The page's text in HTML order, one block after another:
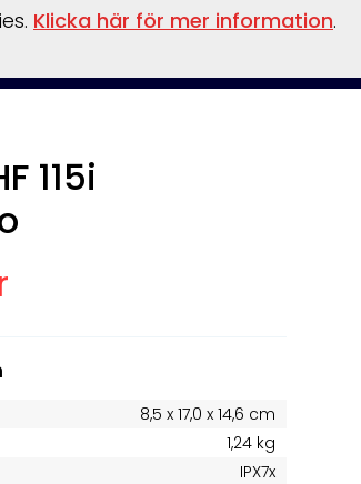
115i
8,5 x 17,0 x 14,6 cm
1,24 kg
IPX7x
Klicka här för mer information.